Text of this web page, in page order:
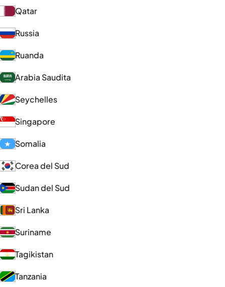
Qatar
Russia
Ruanda
Arabia Saudita
Seychelles
Singapore
Somalia
Corea del Sud
Sudan del Sud
Sri Lanka
Suriname
Tagikistan
Tanzania